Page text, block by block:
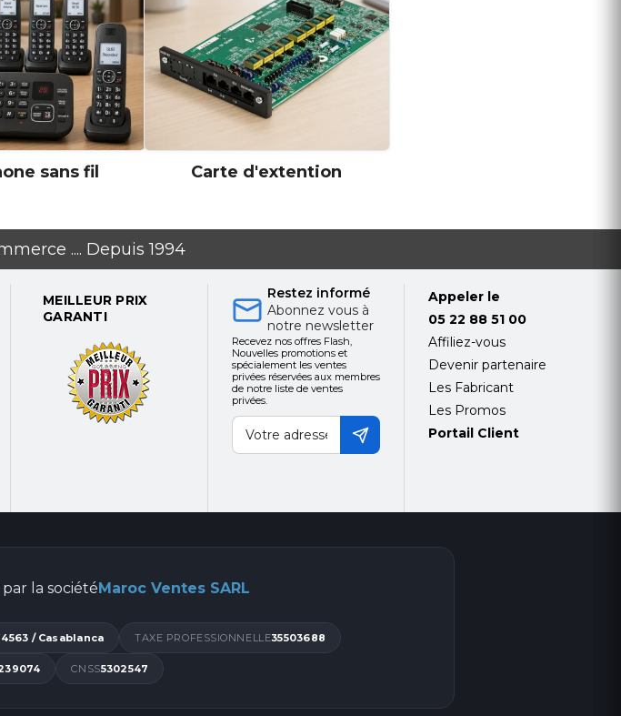
sans fil Carte d'extention
.... Depuis 1994
MEILLEUR PRIX
GARANTI
Restez informé
Abonnez vous à
notre newsletter
Recevez nos offres Flash,
Nouvelles promotions et
spécialement les ventes
privées réservées aux membres
de notre liste de ventes
privées.
Appeler le
05 22 88 51 00
Affiliez-vous
Devenir partenaire
Les Fabricant
Les Promos
Portail Client
la sociétéMaroc Ventes SARL
/ Casablanca TAXE PROFESSIONNELLE35503688
CNSS5302547